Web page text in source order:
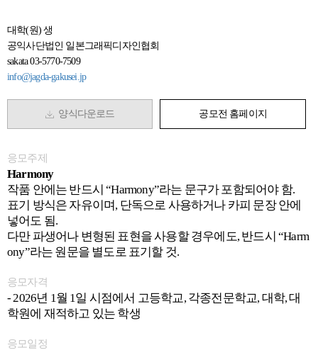
대학(원) 생
공익사단법인 일본그래픽디자인협회
sakata 03-5770-7509
info@jagda-gakusei.jp
양식다운로드 공모전 홈페이지
응모주제
Harmony
작품 안에는 반드시 “Harmony”라는 문구가 포함되어야 함.
표기 방식은 자유이며, 단독으로 사용하거나 카피 문장 안에
넣어도 됨.
다만 파생어나 변형된 표현을 사용할 경우에도, 반드시 “Harm
ony”라는 원문을 별도로 표기할 것.
응모자격
- 2026년 1월 1일 시점에서 고등학교, 각종전문학교, 대학, 대
학원에 재적하고 있는 학생
응모일정